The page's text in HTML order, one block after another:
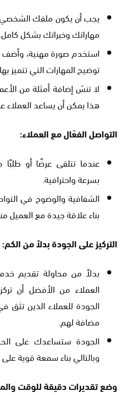
يجب أن يكون ملفك
مهاراتك وخبراتك بشكل كامل.
استخدم صورة مهنية،
توضيح المهارات التي تتميز
لا تنسَ إضافة أمثلة من
هذا يمكن أن يساعد العملاء
التواصل الفعّال مع العملاء:
عندما تتلقى عرضًا أو
بسرعة واحترافية.
الشفافية والوضوح في
بناء علاقة جيدة مع العميل
التركيز على الجودة بدلاً من الكم:
بدلاً من محاولة تقديم
العملاء من الأفضل أن
الجودة للعملاء الذين
مضافة لهم.
الجودة ستساعدك على
وبالتالي بناء سمعة قوية
وضع تقديرات دقيقة للوقت